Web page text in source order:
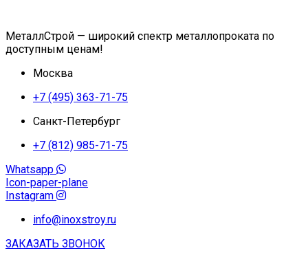
МеталлСтрой — широкий спектр металлопроката по
доступным ценам!
Москва
+7 (495) 363-71-75
Санкт-Петербург
+7 (812) 985-71-75
Whatsapp
Icon-paper-plane
Instagram
info@inoxstroy.ru
ЗАКАЗАТЬ ЗВОНОК